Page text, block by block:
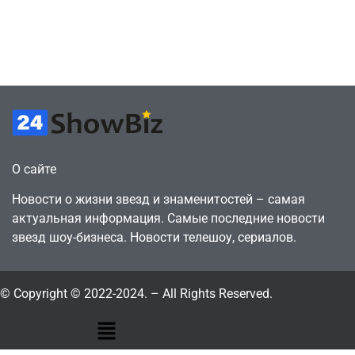
О сайте
Новости о жизни звезд и знаменитостей – самая
актуальная информация. Самые последние новости
звезд шоу-бизнеса. Новости телешоу, сериалов.
© Copyright © 2022-2024. – All Rights Reserved.